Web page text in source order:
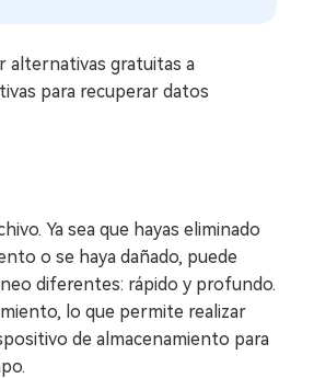
alternativas gratuitas a
para recuperar datos
Ya sea que hayas eliminado
o se haya dañado, puede
diferentes: rápido y profundo.
lo que permite realizar
de almacenamiento para